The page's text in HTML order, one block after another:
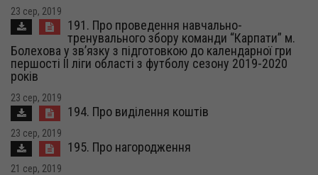
23 сер, 2019
191. Про проведення навчально-
тренувального збору команди “Карпати” м.
Болехова у зв’язку з підготовкою до календарної гри
першості ІІ ліги області з футболу сезону 2019-2020
років
23 сер, 2019
194. Про виділення коштів
23 сер, 2019
195. Про нагородження
21 сер, 2019